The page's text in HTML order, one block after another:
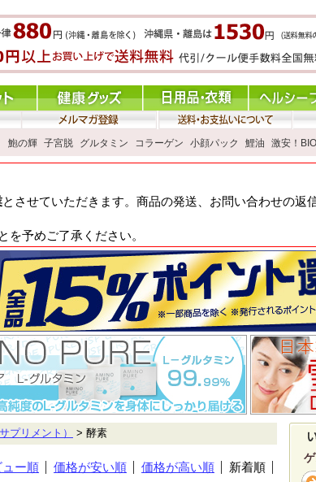
鮑の輝 子宮脱 グルタミン コラーゲン 小顔パック 鯉油 激安！
とさせていただきます。商品の発送、お問い合わせの返
予めご了承ください。
プリメント） > 酵素
ュー順 価格が安い順 価格が高い順 新着順